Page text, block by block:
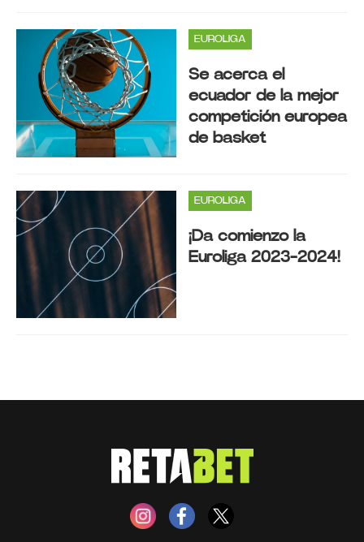
EUROLIGA
Se acerca el
ecuador de la mejor
competición europea
de basket
EUROLIGA
¡Da comienzo la
Euroliga 2023-2024!